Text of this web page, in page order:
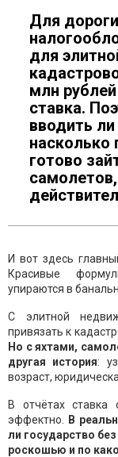
Для
для
млн
ставка.
вводить
насколько
готово
И вот здесь
Красивые
упираются в
С элитной
привязать к
Но с яхтами,
другая история:
возраст,
В отчётах
эффектно.
В
ли государство
роскошью и по